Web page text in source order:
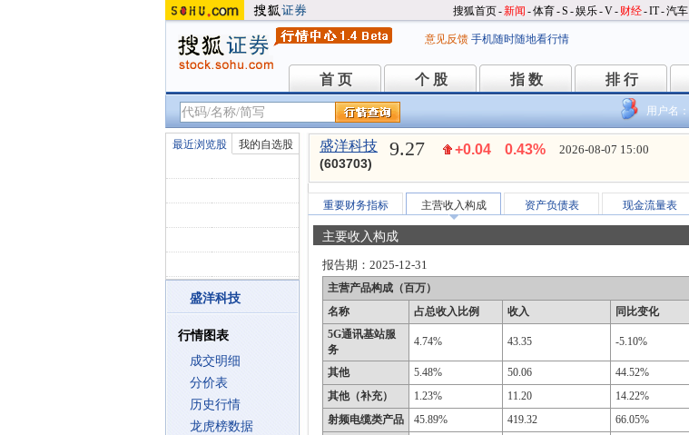
搜狐首页-新闻 -体育-S -娱乐-V- 财经-IT-汽车
意见反馈 手机随时随地看行情
首 页
首 页 个 股
个 股 指 数
指 数 排 行
排 行
用户名：
最近浏览股 我的自选股
盛洋科技
行情图表
成交明细
分价表
历史行情
龙虎榜数据
盛洋科技
(603703)
9.27 +0.04 0.43% 2026-08-07 15:00
重要财务指标 主营收入构成 资产负债表 现金流量表
主要收入构成
报告期： 2025-12-31
主营产品构成（百万）
名称
占总收入比例 收入 同比变化
5G通讯基站服
务
4.74% 43.35 -5.10%
其他 5.48% 50.06 44.52%
其他（补充）
1.23% 11.20 14.22%
射频电缆类产品
45.89% 419.32 66.05%